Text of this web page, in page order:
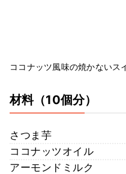
ココナッツ風味の焼かないス
材料（10個分）
さつま芋
ココナッツオイル
アーモンドミルク